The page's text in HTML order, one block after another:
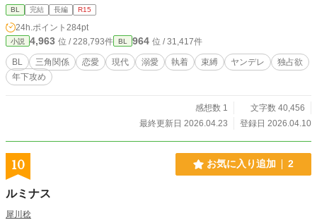
れている人間』が愛を選び取る物語。 逃げた先にあったの
BL 完結 長編 R15
24h.ポイント 284pt
小説 4,963 位 / 228,793件 BL 964 位 / 31,417件
BL 三角関係 恋愛 現代 溺愛 執着 束縛 ヤンデレ
独占欲
年下攻め
感想数 1
文字数 40,456
最終更新日 2026.04.23
登録日 2026.04.10
10 お気に入り追加 2
ルミナス
犀川稔